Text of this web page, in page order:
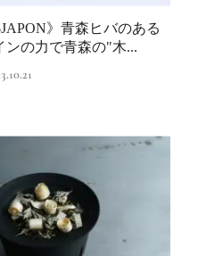
JAPON》青森ヒバのある
ンの力で青森の"木...